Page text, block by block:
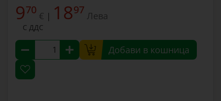
970 € | 1897 Лева
С ДДС
Добави в кошница